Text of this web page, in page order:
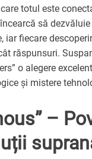
totul este
să dezvăluie
iar fiecare
răspunsuri.
o alegere
și mistere
–